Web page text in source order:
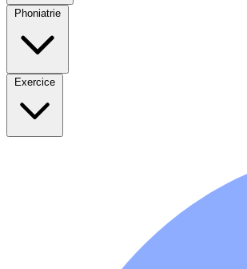
Phoniatrie
Exercice